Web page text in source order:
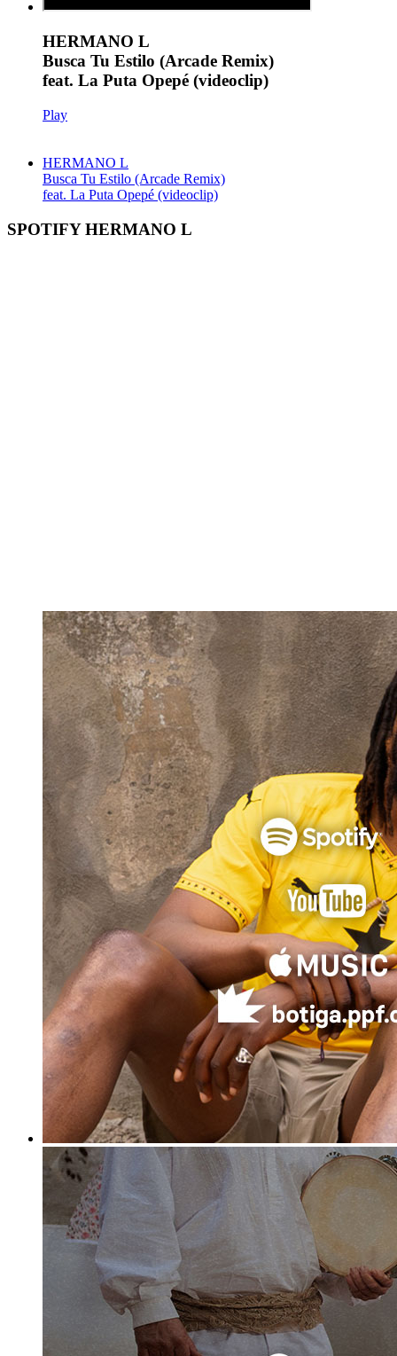
HERMANO L
Busca Tu Estilo (Arcade Remix)
feat. La Puta Opepé (videoclip)
Play
HERMANO L
Busca Tu Estilo (Arcade Remix)
feat. La Puta Opepé (videoclip)
SPOTIFY HERMANO L